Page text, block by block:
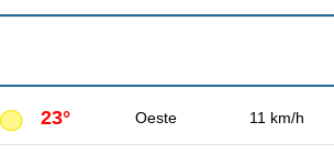
23° Oeste 11 km/h